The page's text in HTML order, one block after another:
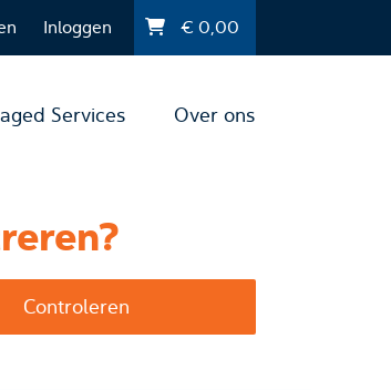
Inloggen €0,00
Services Over ons